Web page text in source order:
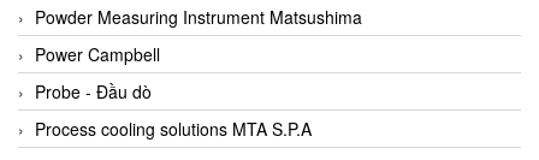
Bihl+wiedemann
Bilz
Binder Connector
Biotech
Powder Measuring Instrument Matsushima
Power Campbell
Probe - Đầu dò
Process cooling solutions MTA S.P.A